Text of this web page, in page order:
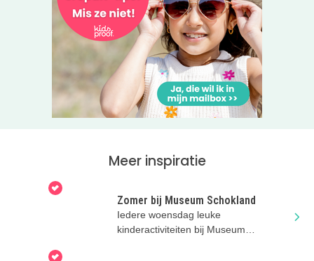
tijdens de openingstijden van de kinderboerderijen:
dinsdag t/m vrijdag van 10.00-16.30 uur en op zaterdag en
zondag van 14.00-16.30 uur.
TIP:Kijk ook eens op andere plekken in Almere, er zijn
veel prachtige plantenbiebs te vinden!
Stad & Natuur doet graag mee om het groen in Almere met
elkaar te ruilen. Iedereen heeft groene vingers en kan
Natuur via de roze button.
TIP: Lees ook 11 manieren om te tuinieren met
Meer inspiratie
Zomer bij Museum Schokland
Iedere woensdag leuke
kinderactiviteiten bij Museum